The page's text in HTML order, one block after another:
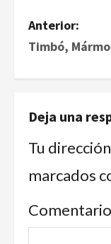
Anterior:
Timbó,
Deja una
Tu
marcados
Comentario